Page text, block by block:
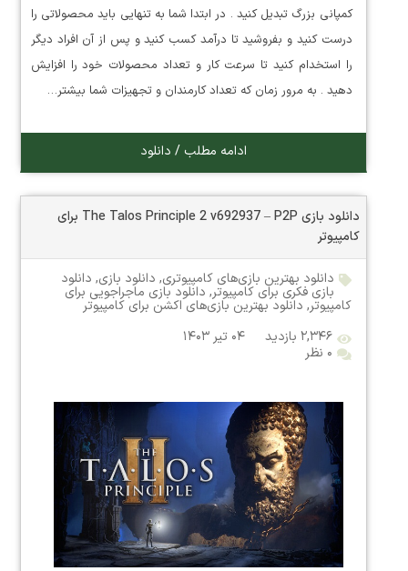
کمپانی بزرگ تبدیل کنید . در ابتدا شما به تنهایی باید محصولاتی را
درست کنید و بفروشید تا درآمد کسب کنید و پس از آن افراد دیگر
را استخدام کنید تا سرعت کار و تعداد محصولات خود را افزایش
دهید . به مرور زمان که تعداد کارمندان و تجهیزات شما بیشتر…
ادامه مطلب / دانلود
دانلود بازی The Talos Principle 2 v692937 – P2P برای
کامپیوتر
دانلود بهترین بازی‌های کامپیوتری, دانلود بازی, دانلود
بازی فکری برای کامپیوتر, دانلود بازی ماجراجویی برای
کامپیوتر, دانلود بهترین بازی‌های اکشن برای کامپیوتر
۲,۳۴۶ بازدید
۰۴ تیر ۱۴۰۳
۰ نظر